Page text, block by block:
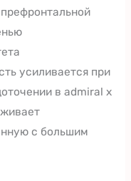
усиливается при
в admiral x
с большим